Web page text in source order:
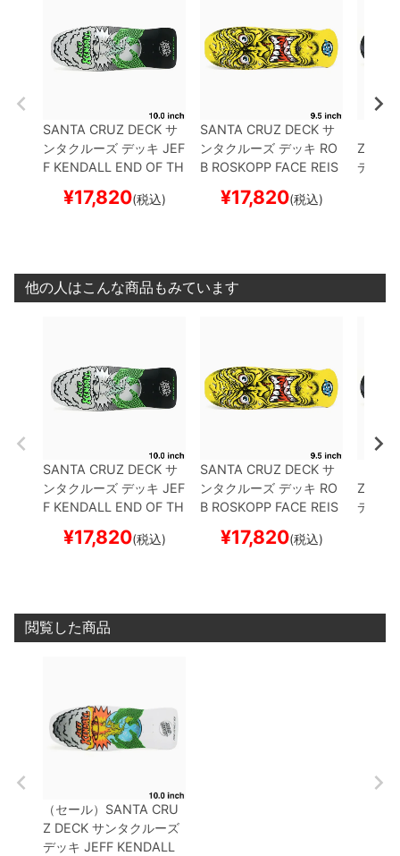
SANTA CRUZ DECK サ
ンタクルーズ デッキ JEF
F KENDALL END OF TH
スケートボード スケボ
¥17,820(税込)
SANTA CRUZ DECK サ
ンタクルーズ デッキ RO
B ROSKOPP FACE REIS
スケボー
¥17,820(税込)
Z
デッキ
他の人はこんな商品もみています
SANTA CRUZ DECK サ
ンタクルーズ デッキ JEF
F KENDALL END OF TH
スケートボード スケボ
¥17,820(税込)
SANTA CRUZ DECK サ
ンタクルーズ デッキ RO
B ROSKOPP FACE REIS
スケボー
¥17,820(税込)
Z
デッキ
閲覧した商品
（セール） SANTA CRU
Z DECK サンタクルーズ
デッキ JEFF KENDALL